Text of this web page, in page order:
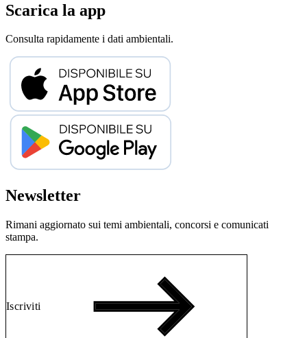
Scarica la app
Consulta rapidamente i dati ambientali.
Newsletter
Rimani aggiornato sui temi ambientali, concorsi e comunicati
stampa.
Iscriviti